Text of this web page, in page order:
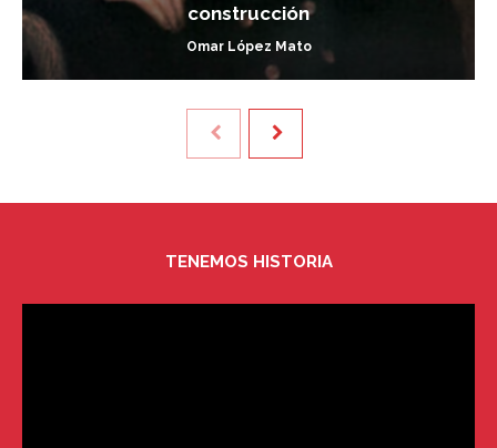
construcción
Omar López Mato
TENEMOS HISTORIA